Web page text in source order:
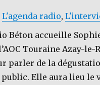
L'agenda radio,
Béton accueille
Touraine Azay-
parler de la
Elle aura lieu le